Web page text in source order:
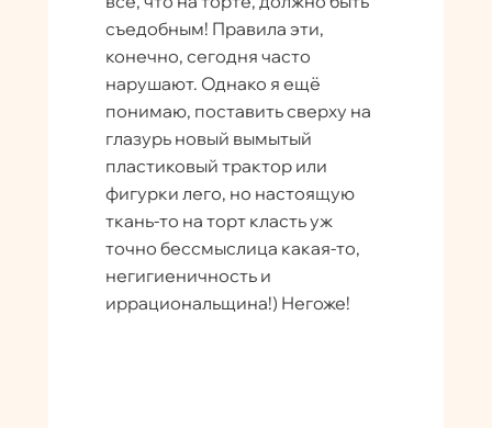
съедобным! Правила эти,
конечно, сегодня часто
нарушают. Однако я ещё
понимаю, поставить сверху на
глазурь новый вымытый
пластиковый трактор или
фигурки лего, но настоящую
ткань-то на торт класть уж
точно бессмыслица какая-то,
негигиеничность и
иррациональщина!) Негоже!